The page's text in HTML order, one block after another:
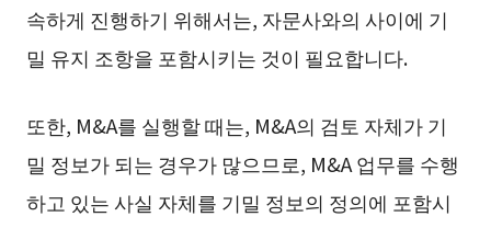
속하게 진행하기 위해서는, 자문사와의 사이에 기
밀 유지 조항을 포함시키는 것이 필요합니다.
또한, M&A를 실행할 때는, M&A의 검토 자체가 기
밀 정보가 되는 경우가 많으므로, M&A 업무를 수행
하고 있는 사실 자체를 기밀 정보의 정의에 포함시